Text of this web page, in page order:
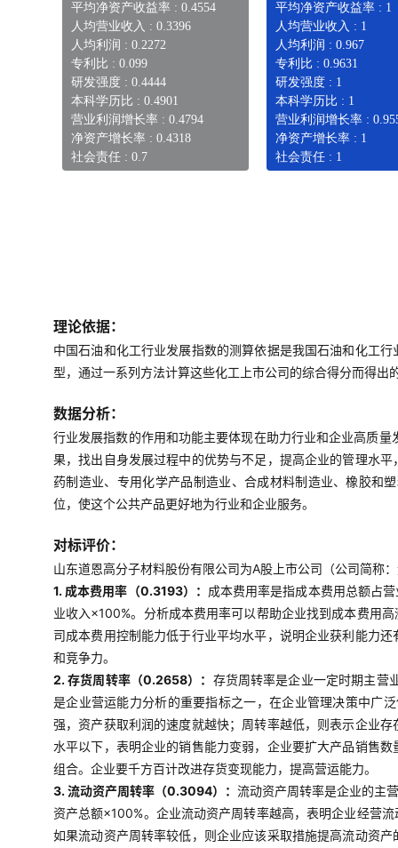
平均净资产收益率 : 0.4554
人均营业收入 : 0.3396
人均利润 : 0.2272
专利比 : 0.099
研发强度 : 0.4444
本科学历比 : 0.4901
营业利润增长率 : 0.4794
净资产增长率 : 0.4318
社会责任 : 0.7
平均净资产收益率 : 1
人均营业收入 : 1
人均利润 : 0.967
专利比 : 0.9631
研发强度 : 1
本科学历比 : 1
营业利润增长率 :
净资产增长率 : 1
社会责任 : 1
理论依据：
中国石油和化工行业发展指数的测算依据是我国石油和化工
型，通过一系列方法计算这些化工上市公司的综合得分而得
数据分析：
行业发展指数的作用和功能主要体现在助力行业和企业高质
果，找出自身发展过程中的优势与不足，提高企业的管理水
药制造业、专用化学产品制造业、合成材料制造业、橡胶和
位，使这个公共产品更好地为行业和企业服务。
对标评价：
山东道恩高分子材料股份有限公司为A股上市公司（公司简
1. 成本费用率（0.3193）： 成本费用率是指成本费用总额占
业收入×100%。分析成本费用率可以帮助企业找到成本费用
司成本费用控制能力低于行业平均水平，说明企业获利能力
和竞争力。
2. 存货周转率（0.2658）： 存货周转率是企业一定时期主营
是企业营运能力分析的重要指标之一，在企业管理决策中广
强，资产获取利润的速度就越快；周转率越低，则表示企业
水平以下，表明企业的销售能力变弱，企业要扩大产品销售
组合。企业要千方百计改进存货变现能力，提高营运能力。
3. 流动资产周转率（0.3094）：流动资产周转率是企业的主
资产总额×100%。企业流动资产周转率越高，表明企业经营
如果流动资产周转率较低，则企业应该采取措施提高流动资